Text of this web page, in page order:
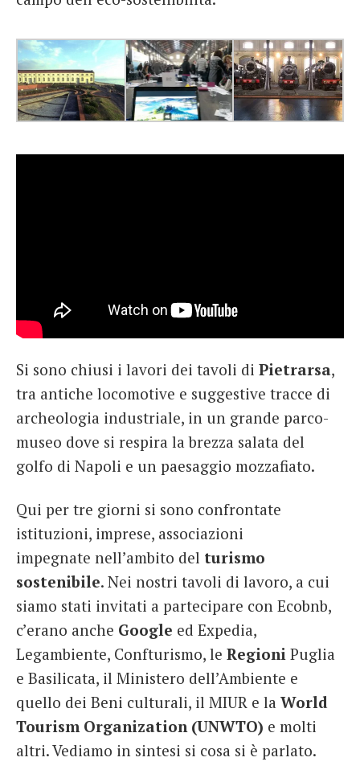
Si sono chiusi i lavori dei tavoli di Pietrarsa,
tra antiche locomotive e suggestive tracce di
archeologia industriale, in un grande parco-
museo dove si respira la brezza salata del
golfo di Napoli e un paesaggio mozzafiato.
Qui per tre giorni si sono confrontate
istituzioni, imprese, associazioni
impegnate nell’ambito del turismo
sostenibile. Nei nostri tavoli di lavoro, a cui
siamo stati invitati a partecipare con Ecobnb,
c’erano anche Google ed Expedia,
Legambiente, Confturismo, le Regioni Puglia
e Basilicata, il Ministero dell’Ambiente e
quello dei Beni culturali, il MIUR e la World
Tourism Organization (UNWTO) e molti
altri. Vediamo in sintesi si cosa si è parlato.